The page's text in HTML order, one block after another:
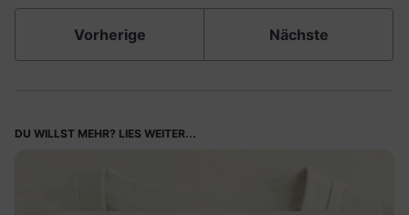
Vorherige Nächste
DU WILLST MEHR? LIES WEITER...